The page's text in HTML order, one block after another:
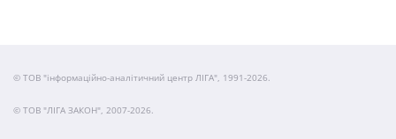
© ТОВ "інформаційно-аналітичний центр ЛІГА", 1991-2026.
© ТОВ "ЛІГА ЗАКОН", 2007-2026.